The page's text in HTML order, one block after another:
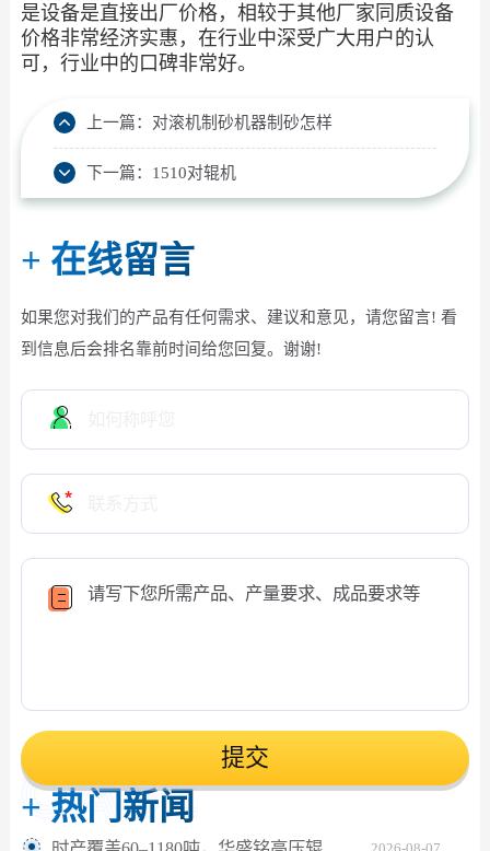
是设备是直接出厂价格，相较于其他厂家同质设备
价格非常经济实惠，在行业中深受广大用户的认
可，行业中的口碑非常好。
上一篇： 对滚机制砂机器制砂怎样
下一篇： 1510对辊机
+ 在线留言
如果您对我们的产品有任何需求、建议和意见，请您留言! 看
到信息后会排名靠前时间给您回复。谢谢!
提交
+ 热门新闻